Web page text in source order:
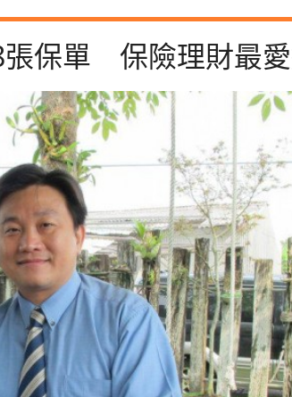
張保單 保險理財最